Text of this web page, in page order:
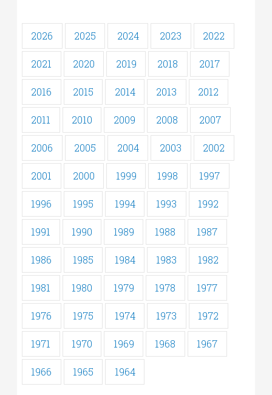
2026 2025 2024 2023 2022
2021 2020 2019 2018 2017
2016 2015 2014 2013 2012
2011 2010 2009 2008 2007
2006 2005 2004 2003 2002
2001 2000 1999 1998 1997
1996 1995 1994 1993 1992
1991 1990 1989 1988 1987
1986 1985 1984 1983 1982
1981 1980 1979 1978 1977
1976 1975 1974 1973 1972
1971 1970 1969 1968 1967
1966 1965 1964